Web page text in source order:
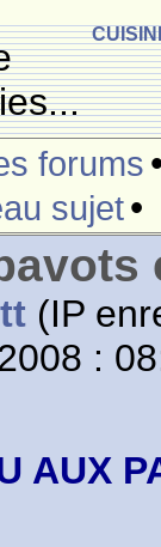
forums
sujet•
(IP
:
AUX